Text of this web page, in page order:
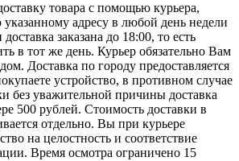
товара с помощью курьера,
адресу в любой день недели
заказана до 18:00, то есть
в тот же день. Курьер обязательно Вам
Доставка по городу предоставляется
устройство, в противном случае
без уважительной причины доставка
500 рублей. Стоимость доставки в
отдельно. Вы при курьере
на целостность и соответствие
Время осмотра ограничено 15